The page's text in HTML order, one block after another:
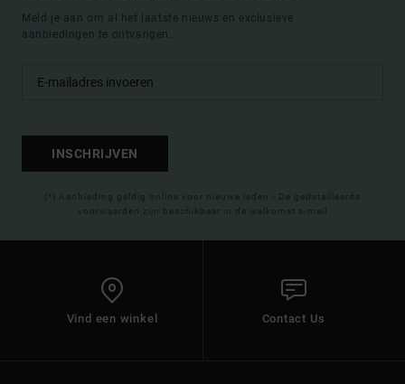
Meld je aan om al het laatste nieuws en exclusieve
aanbiedingen te ontvangen.
INSCHRIJVEN
(*) Aanbieding geldig online voor nieuwe leden - De gedetailleerde
voorwaarden zijn beschikbaar in de welkomst e-mail
Vind een winkel Contact Us